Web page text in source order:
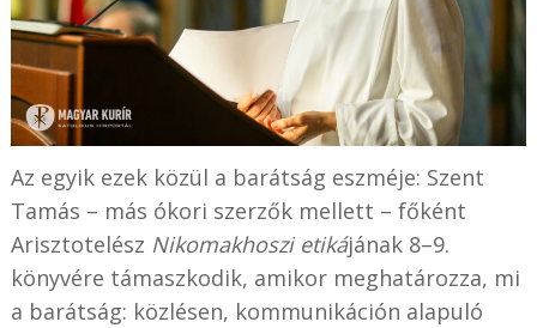
Az egyik ezek közül a barátság eszméje: Szent
Tamás – más ókori szerzők mellett – főként
Arisztotelész Nikomakhoszi etikájának 8–9.
könyvére támaszkodik, amikor meghatározza, mi
a barátság: közlésen, kommunikáción alapuló